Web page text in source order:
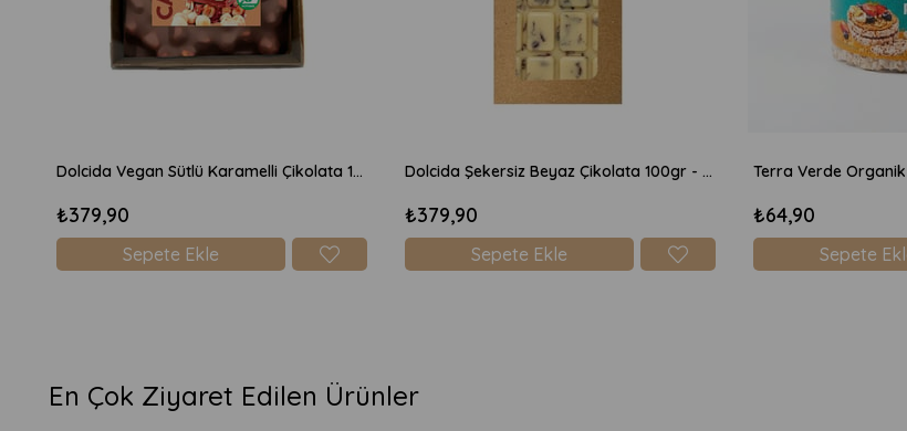
Dolcida Vegan Sütlü Karamelli Çikolata 130gr
₺379,90
Sepete Ekle
Dolcida Şekersiz Beyaz Çikolata 100gr - Orman Meyveli
₺379,90
Sepete Ekle
₺64,90
Sepete
En Çok Ziyaret Edilen Ürünler